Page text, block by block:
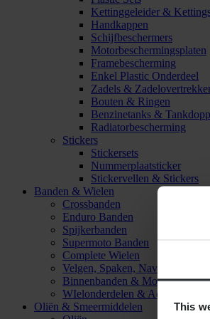
This
Kettinggeleider &
Handkappen
Schijfbeschermers
Motorbeschermingsplaten
Framebescherming
Enkel Plastic Onderdeel
Zadels &
Bouten & Ringen
Benzinetanks &
Radiatorbescherming
Stickers
Stickersets
Nummerplaatsticker
Stickervellen & Stickers
Banden & Wielen
Crossbanden
Enduro Banden
Spijkerbanden
Supermoto Banden
Complete Wielen
Velgen, Spaken, Naven & Lagers
Binnenbanden & Mousses
WIelonderdelen & Accessoires
Oliën & Smeermiddelen